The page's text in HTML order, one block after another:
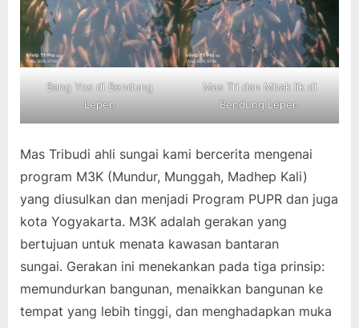
Bang Yos di Bendung
Lepen
Mas Tri dan Mbak Iik di
Bendung Lepen
Mas Tribudi ahli sungai kami bercerita mengenai
program M3K (Mundur, Munggah, Madhep Kali)
yang diusulkan dan menjadi Program PUPR dan juga
kota Yogyakarta. M3K adalah gerakan yang
bertujuan untuk menata kawasan bantaran
sungai. Gerakan ini menekankan pada tiga prinsip:
memundurkan bangunan, menaikkan bangunan ke
tempat yang lebih tinggi, dan menghadapkan muka